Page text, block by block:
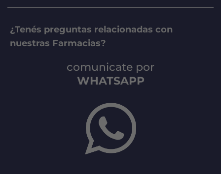
¿Tenés preguntas relacionadas con
nuestras Farmacias?
comunicate por
WHATSAPP